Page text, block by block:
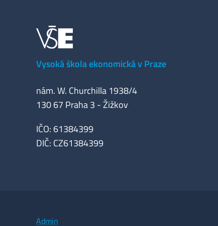
Vysoká škola ekonomická v Praze
nám. W. Churchilla 1938/4
130 67 Praha 3 - Žižkov
IČO: 61384399
DIČ: CZ61384399
Admin